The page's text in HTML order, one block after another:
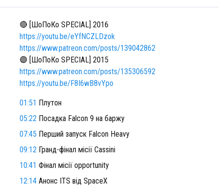
🔴 [ШоПоКо SPECIAL] 2016
https://youtu.be/eYfNCZLDzok
https://www.patreon.com/posts/139042862
🟣 [ШоПоКо SPECIAL] 2015
https://www.patreon.com/posts/135306592
https://youtu.be/F8I6wB8vYpo
01:51 Плутон
05:22 Посадка Falcon 9 на баржу
07:45 Перший запуск Falcon Heavy
09:12 Гранд-фінал місії Cassini
10:41 Фінал місії opportunity
12:14 Анонс ITS від SpaceX